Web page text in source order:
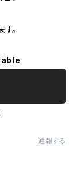
。
通報する